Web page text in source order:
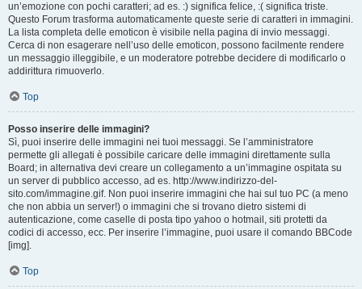
un’emozione con pochi caratteri; ad es. :) significa felice, :( significa triste.
Questo Forum trasforma automaticamente queste serie di caratteri in immagini.
La lista completa delle emoticon è visibile nella pagina di invio messaggi.
Cerca di non esagerare nell’uso delle emoticon, possono facilmente rendere
un messaggio illeggibile, e un moderatore potrebbe decidere di modificarlo o
addirittura rimuoverlo.
Top
Posso inserire delle immagini?
Sì, puoi inserire delle immagini nei tuoi messaggi. Se l’amministratore
permette gli allegati è possibile caricare delle immagini direttamente sulla
Board; in alternativa devi creare un collegamento a un’immagine ospitata su
un server di pubblico accesso, ad es. http://www.indirizzo-del-
sito.com/immagine.gif. Non puoi inserire immagini che hai sul tuo PC (a meno
che non abbia un server!) o immagini che si trovano dietro sistemi di
autenticazione, come caselle di posta tipo yahoo o hotmail, siti protetti da
codici di accesso, ecc. Per inserire l’immagine, puoi usare il comando BBCode
[img].
Top